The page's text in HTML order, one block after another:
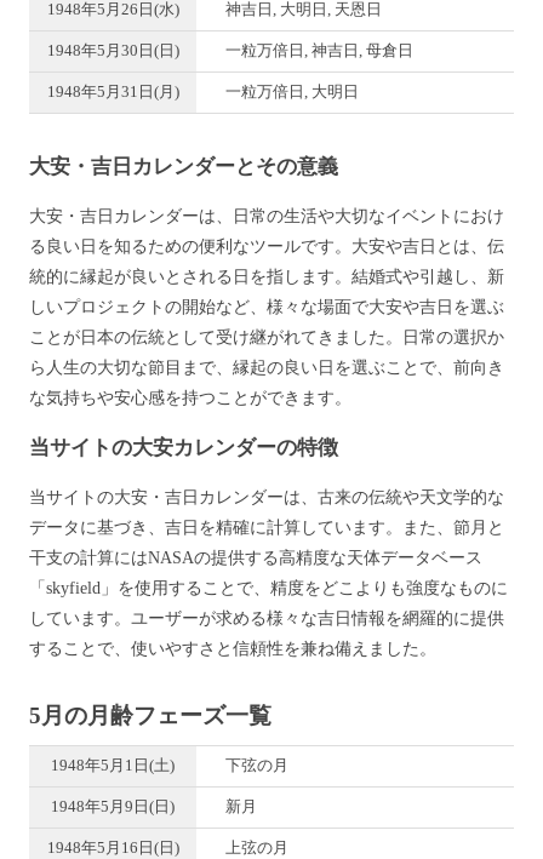
1948年5月26日(水) 神吉日, 大明日, 天恩日
1948年5月30日(日) 一粒万倍日, 神吉日, 母倉日
1948年5月31日(月) 一粒万倍日, 大明日
大安・吉日カレンダーとその意義
大安・吉日カレンダーは、日常の生活や大切なイベントにおけ
る良い日を知るための便利なツールです。大安や吉日とは、伝
統的に縁起が良いとされる日を指します。結婚式や引越し、新
しいプロジェクトの開始など、様々な場面で大安や吉日を選ぶ
ことが日本の伝統として受け継がれてきました。日常の選択か
ら人生の大切な節目まで、縁起の良い日を選ぶことで、前向き
な気持ちや安心感を持つことができます。
当サイトの大安カレンダーの特徴
当サイトの大安・吉日カレンダーは、古来の伝統や天文学的な
データに基づき、吉日を精確に計算しています。また、節月と
干支の計算にはNASAの提供する高精度な天体データベース
「skyfield」を使用することで、精度をどこよりも強度なものに
しています。ユーザーが求める様々な吉日情報を網羅的に提供
することで、使いやすさと信頼性を兼ね備えました。
5月の月齢フェーズ一覧
1948年5月1日(土) 下弦の月
1948年5月9日(日) 新月
1948年5月16日(日) 上弦の月